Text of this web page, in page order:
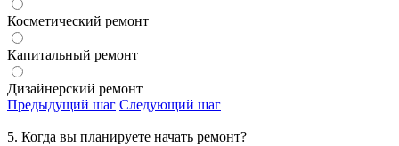
Косметический ремонт
Капитальный ремонт
Дизайнерский ремонт
Предыдущий шаг Следующий шаг
5. Когда вы планируете начать ремонт?